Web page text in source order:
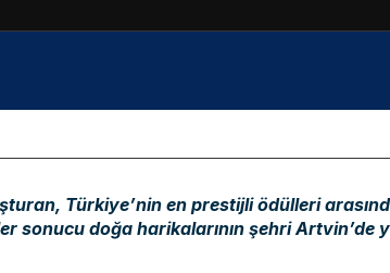
Türkiye’nin en prestijli ödülleri
doğa harikalarının şehri Artvin’de